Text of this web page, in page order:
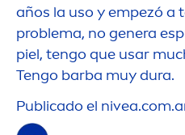
años la uso y empezó a
problema, no genera
piel, tengo que usar
Tengo barba muy dura.
Publicado el nivea